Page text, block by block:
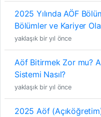
2025 Yılında AÖF
Bölümler ve Kariyer
yaklaşık bir yıl önce
Aöf Bitirmek Zor mu?
Sistemi Nasıl?
yaklaşık bir yıl önce
2025 Aöf